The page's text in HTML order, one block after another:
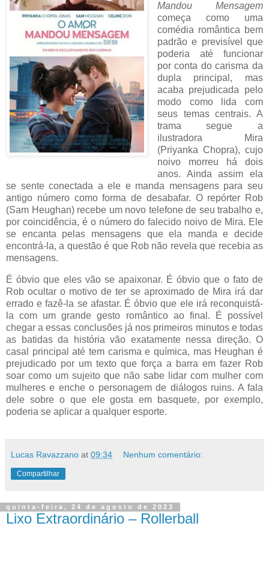
Mandou Mensagem
começa como uma
comédia romântica bem
padrão e previsível que
poderia até funcionar
por conta do carisma da
dupla principal, mas
acaba prejudicada pelo
modo como lida com
seus temas centrais. A
trama segue a
ilustradora Mira
(Priyanka Chopra), cujo
noivo morreu há dois
anos. Ainda assim ela
se sente conectada a ele e manda mensagens para seu
antigo número como forma de desabafar. O repórter Rob
(Sam Heughan) recebe um novo telefone de seu trabalho e,
por coincidência, é o número do falecido noivo de Mira. Ele
se encanta pelas mensagens que ela manda e decide
encontrá-la, a questão é que Rob não revela que recebia as
mensagens.
É óbvio que eles vão se apaixonar. É óbvio que o fato de
Rob ocultar o motivo de ter se aproximado de Mira irá dar
errado e fazê-la se afastar. É óbvio que ele irá reconquistá-
la com um grande gesto romântico ao final. É possível
chegar a essas conclusões já nos primeiros minutos e todas
as batidas da história vão exatamente nessa direção. O
casal principal até tem carisma e química, mas Heughan é
prejudicado por um texto que força a barra em fazer Rob
soar como um sujeito que não sabe lidar com mulher com
mulheres e enche o personagem de diálogos ruins. A fala
dele sobre o que ele gosta em basquete, por exemplo,
poderia se aplicar a qualquer esporte.
Lucas Ravazzano at 09:34 Nenhum comentário:
Compartilhar
quinta-feira, 24 de agosto de 2023
Lixo Extraordinário – Rollerball